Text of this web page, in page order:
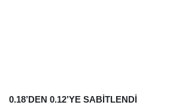
0.18’DEN 0.12’YE SABİTLENDİ